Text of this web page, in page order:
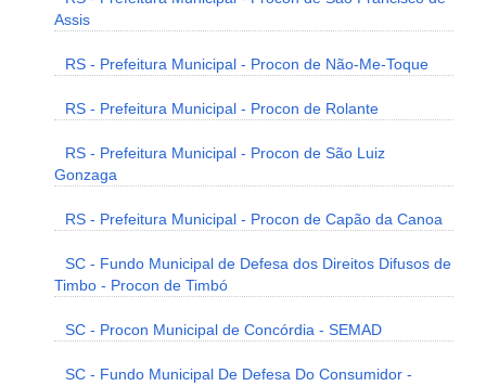
Assis
RS - Prefeitura Municipal - Procon de Não-Me-Toque
RS - Prefeitura Municipal - Procon de Rolante
RS - Prefeitura Municipal - Procon de São Luiz
Gonzaga
RS - Prefeitura Municipal - Procon de Capão da Canoa
SC - Fundo Municipal de Defesa dos Direitos Difusos de
Timbo - Procon de Timbó
SC - Procon Municipal de Concórdia - SEMAD
SC - Fundo Municipal De Defesa Do Consumidor -